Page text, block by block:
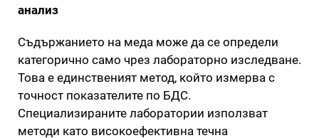
анализ
Съдържанието на меда може да се определи
категорично само чрез лабораторно изследване.
Това е единственият метод, който измерва с
точност показателите по БДС.
Специализираните лаборатории използват
методи като високоефективна течна